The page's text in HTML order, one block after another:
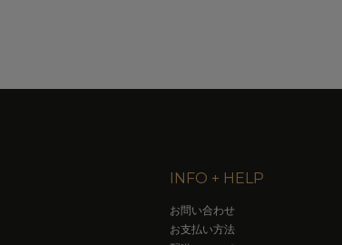
INFO + HELP
お問い合わせ
お支払い方法